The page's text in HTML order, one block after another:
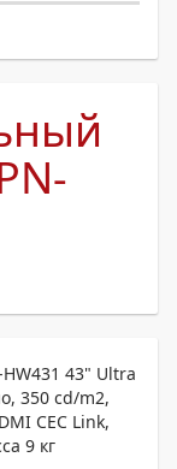
43" Ultra
350 cd/m2,
CEC Link,
9 кг